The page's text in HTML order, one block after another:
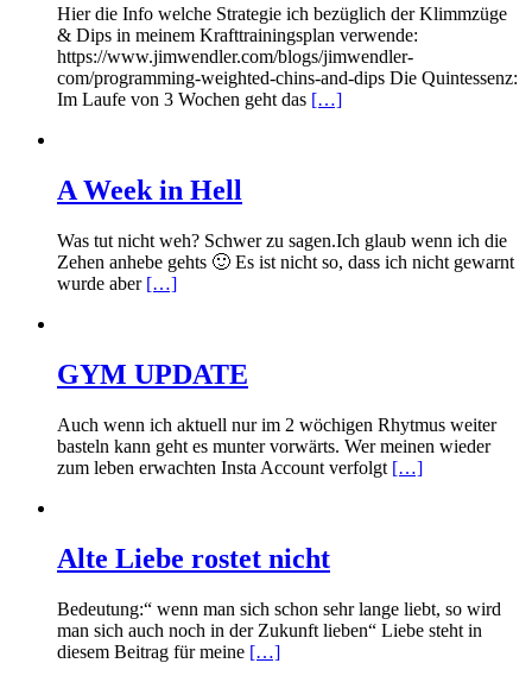
Hier die Info welche Strategie ich bezüglich der Klimmzüge
& Dips in meinem Krafttrainingsplan verwende:
https://www.jimwendler.com/blogs/jimwendler-
com/programming-weighted-chins-and-dips Die Quintessenz:
Im Laufe von 3 Wochen geht das […]
A Week in Hell
Was tut nicht weh? Schwer zu sagen.Ich glaub wenn ich die
Zehen anhebe gehts 🙂 Es ist nicht so, dass ich nicht gewarnt
wurde aber […]
GYM UPDATE
Auch wenn ich aktuell nur im 2 wöchigen Rhytmus weiter
basteln kann geht es munter vorwärts. Wer meinen wieder
zum leben erwachten Insta Account verfolgt […]
Alte Liebe rostet nicht
Bedeutung:“ wenn man sich schon sehr lange liebt, so wird
man sich auch noch in der Zukunft lieben“ Liebe steht in
diesem Beitrag für meine […]